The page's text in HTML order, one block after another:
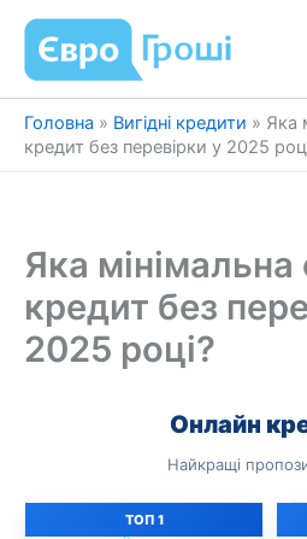
Перейти
вмісту
Головна » Вигідні кредити » Яка
кредит без перевірки у 2025
Яка мінімальна
кредит без
2025 році?
Онлайн
Найкращі
ТОП 1